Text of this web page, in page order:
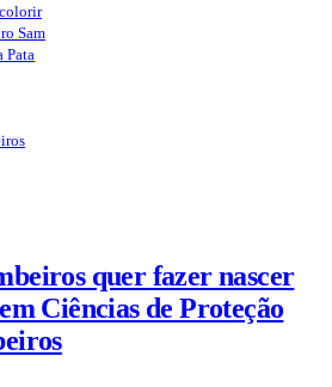
Sam
Pata
quer fazer nascer
Ciências de Proteção